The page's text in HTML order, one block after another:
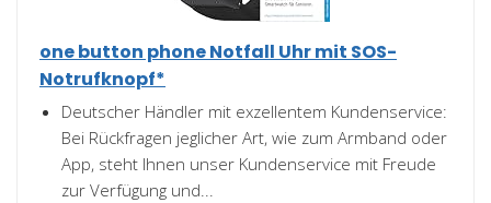
one button phone Notfall Uhr mit SOS-
Notrufknopf*
Deutscher Händler mit exzellentem Kundenservice:
Bei Rückfragen jeglicher Art, wie zum Armband oder
App, steht Ihnen unser Kundenservice mit Freude
zur Verfügung und...